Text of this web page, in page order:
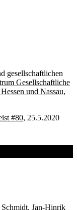
gesellschaftlichen
Gesellschaftliche
und Nassau,
#80, 25.5.2020
Jan-Hinrik